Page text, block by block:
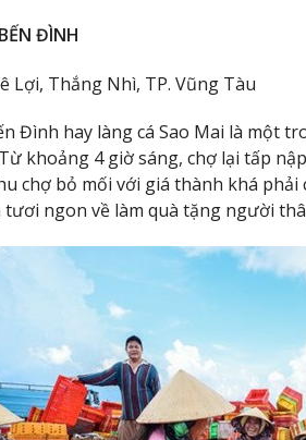
ĐÌNH
Lợi, Thắng Nhì, TP. Vũng Tàu
Đình hay làng cá Sao Mai là một
khoảng 4 giờ sáng, chợ lại tấp
chợ bỏ mối với giá thành khá phải
ngon về làm quà tặng người